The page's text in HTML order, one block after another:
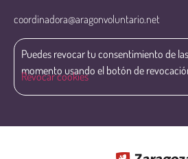
coordinadora@aragonvoluntario.net
Puedes revocar tu consentimiento de
momento usando el botón de
Revocar cookies